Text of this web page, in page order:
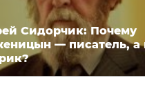
Сидорчик: Почему
— писатель, а